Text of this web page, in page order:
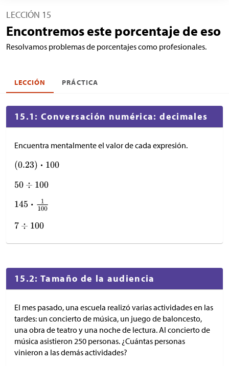
LECCIÓN 15
Encontremos este porcentaje de eso
Resolvamos problemas de porcentajes como profesionales.
LECCIÓN PRÁCTICA
15.1: Conversación numérica: decimales
Encuentra mentalmente el valor de cada expresión.
15.2: Tamaño de la audiencia
El mes pasado, una escuela realizó varias actividades en las
tardes: un concierto de música, un juego de baloncesto,
una obra de teatro y una noche de lectura. Al concierto de
música asistieron 250 personas. ¿Cuántas personas
vinieron a las demás actividades?